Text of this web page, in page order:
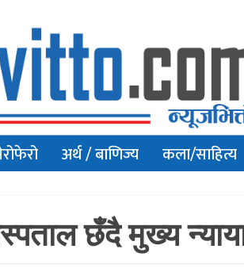
अर्थ / बाणिज्य कला/साहित्य
छँदै मुख्य